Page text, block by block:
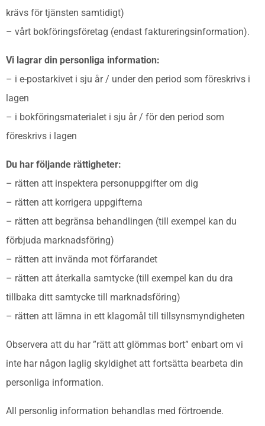
krävs för tjänsten samtidigt)
– vårt bokföringsföretag (endast faktureringsinformation).
Vi lagrar din personliga information:
– i e-postarkivet i sju år / under den period som föreskrivs i
lagen
– i bokföringsmaterialet i sju år / för den period som
föreskrivs i lagen
Du har följande rättigheter:
– rätten att inspektera personuppgifter om dig
– rätten att korrigera uppgifterna
– rätten att begränsa behandlingen (till exempel kan du
förbjuda marknadsföring)
– rätten att invända mot förfarandet
– rätten att återkalla samtycke (till exempel kan du dra
tillbaka ditt samtycke till marknadsföring)
– rätten att lämna in ett klagomål till tillsynsmyndigheten
Observera att du har ”rätt att glömmas bort” enbart om vi
inte har någon laglig skyldighet att fortsätta bearbeta din
personliga information.
All personlig information behandlas med förtroende.